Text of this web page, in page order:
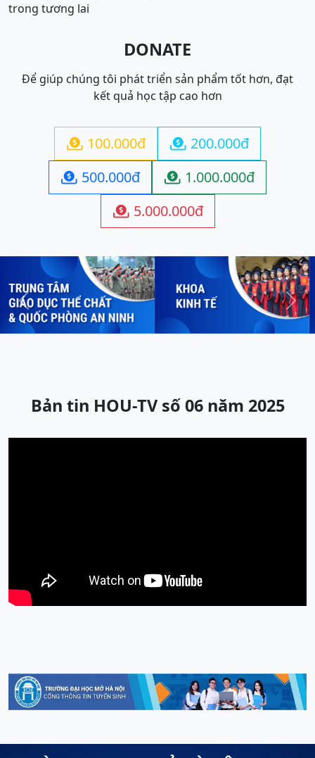
trong tương lai
DONATE
Để giúp chúng tôi phát triển sản phẩm tốt hơn, đạt
kết quả học tập cao hơn
 100.000đ  200.000đ
 500.000đ  1.000.000đ
 5.000.000đ
Previous Next
Bản tin HOU-TV số 06 năm 2025